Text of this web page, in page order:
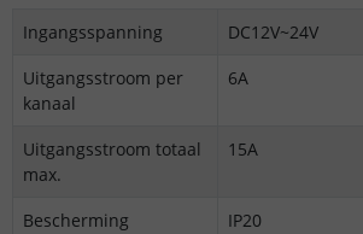
Ingangsspanning
DC12V~24V
Uitgangsstroom per
kanaal
6A
Uitgangsstroom totaal
max.
15A
Bescherming
IP20